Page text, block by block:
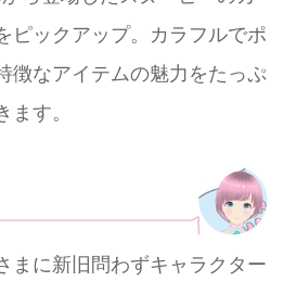
ピックアップ。カラフルでポ
徴なアイテムの魅力をたっぷ
す。
まに新旧問わずキャラクター